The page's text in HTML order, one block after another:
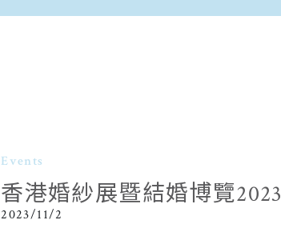
Events
香港婚紗展暨結婚博覽2023
2023/11/2